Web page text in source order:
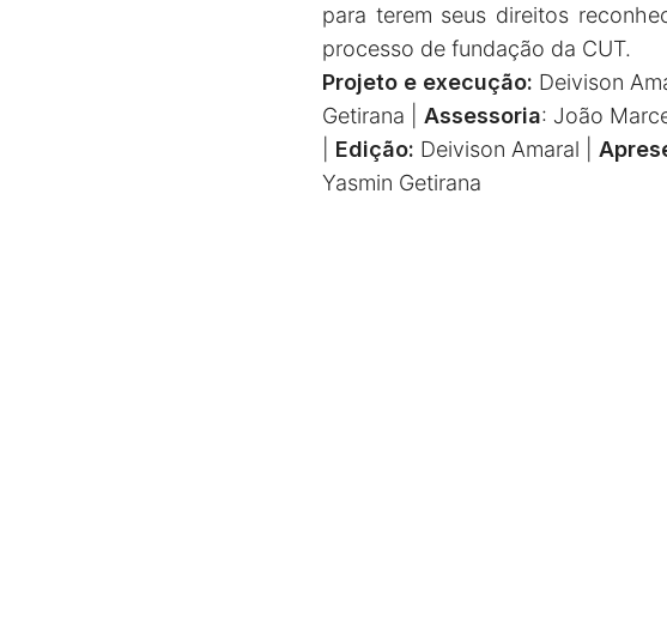
para terem seus direitos
processo de fundação da CUT.
Projeto e execução: Deivison
Getirana | Assessoria: João
Edição: Deivison Amaral |
Yasmin Getirana